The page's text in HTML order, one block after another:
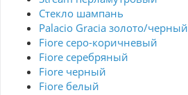
Стекло шампань
Palacio Gracia золото/черный
Fiore серо-коричневый
Fiore серебряный
Fiore черный
Fiore белый